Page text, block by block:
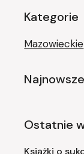
Kategorie
Mazowieckie
Ostatnie
Książki o